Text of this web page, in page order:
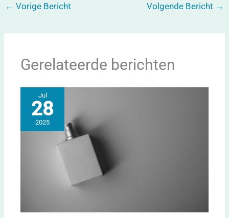
← Vorige Bericht Volgende Bericht →
Gerelateerde berichten
Jul
28
2025